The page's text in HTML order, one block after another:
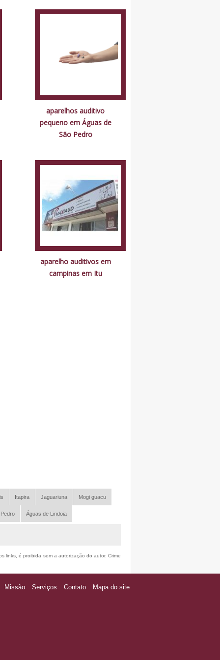
aparelhos auditivo
pequeno em Águas de
São Pedro
aparelho auditivos em
campinas em Itu
Itapira Jaguariuna Mogi guacu
Águas de Lindoia
links, é proibida sem a autorização do autor. Crime
Missão Serviços Contato Mapa do site